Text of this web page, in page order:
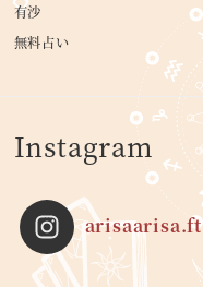
有沙
無料占い
Instagram
arisaarisa.ft